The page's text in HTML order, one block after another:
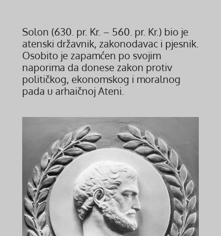
Solon (630. pr. Kr. – 560. pr. Kr.) bio je
atenski državnik, zakonodavac i pjesnik.
Osobito je zapamćen po svojim
naporima da donese zakon protiv
političkog, ekonomskog i moralnog
pada u arhaičnoj Ateni.